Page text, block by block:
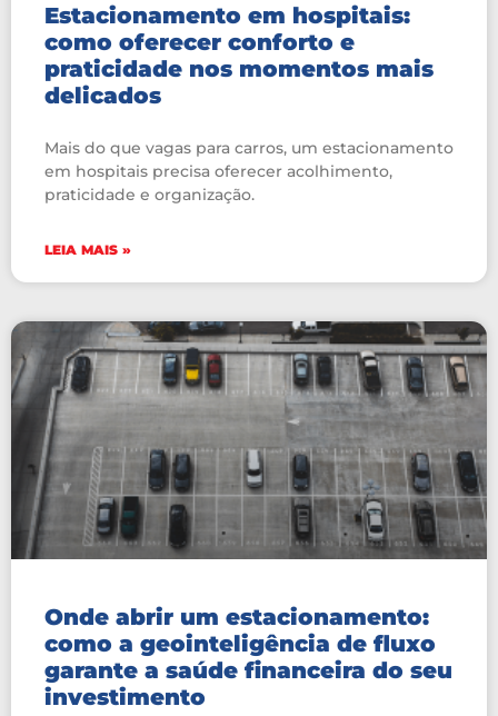
Estacionamento em hospitais:
como oferecer conforto e
praticidade nos momentos mais
delicados
Mais do que vagas para carros, um estacionamento
em hospitais precisa oferecer acolhimento,
praticidade e organização.
LEIA MAIS »
Onde abrir um estacionamento:
como a geointeligência de fluxo
garante a saúde financeira do seu
investimento